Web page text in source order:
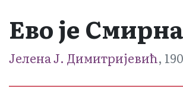
Ево је Смирна
Јелена Ј. Димитријевић,